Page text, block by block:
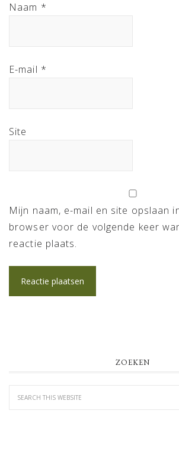
Naam *
E-mail *
Site
Mijn naam, e-mail en site opslaan
browser voor de volgende keer
reactie plaats.
ZOEKEN